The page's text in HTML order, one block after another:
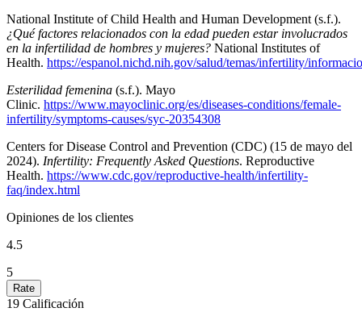
National Institute of Child Health and Human Development (s.f.).
¿Qué factores relacionados con la edad pueden estar involucrados
en la infertilidad de hombres y mujeres? National Institutes of
Health. https://espanol.nichd.nih.gov/salud/temas/infertility/
Esterilidad femenina (s.f.). Mayo
Clinic. https://www.mayoclinic.org/es/diseases-conditions/female-
infertility/symptoms-causes/syc-20354308
Centers for Disease Control and Prevention (CDC) (15 de mayo del
2024). Infertility: Frequently Asked Questions. Reproductive
Health. https://www.cdc.gov/reproductive-health/infertility-
faq/index.html
Opiniones de los clientes
4.5
5
19 Calificación